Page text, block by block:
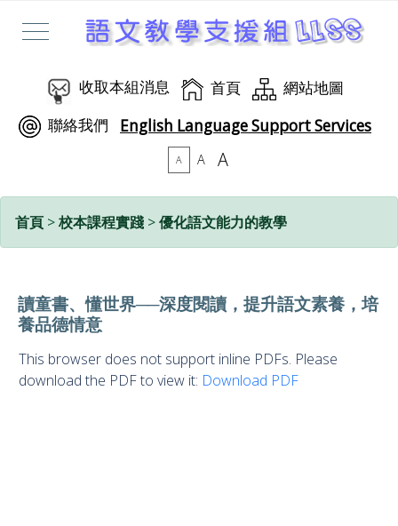
收取本組消息 首頁
網站地圖
聯絡我們
English Language Support Services
A A A
首頁 >校本課程實踐 >優化語文能力的教學
讀童書、懂世界──深度閱讀，提升語文素養，培
養品德情意
This browser does not support inline PDFs. Please
download the PDF to view it: Download PDF